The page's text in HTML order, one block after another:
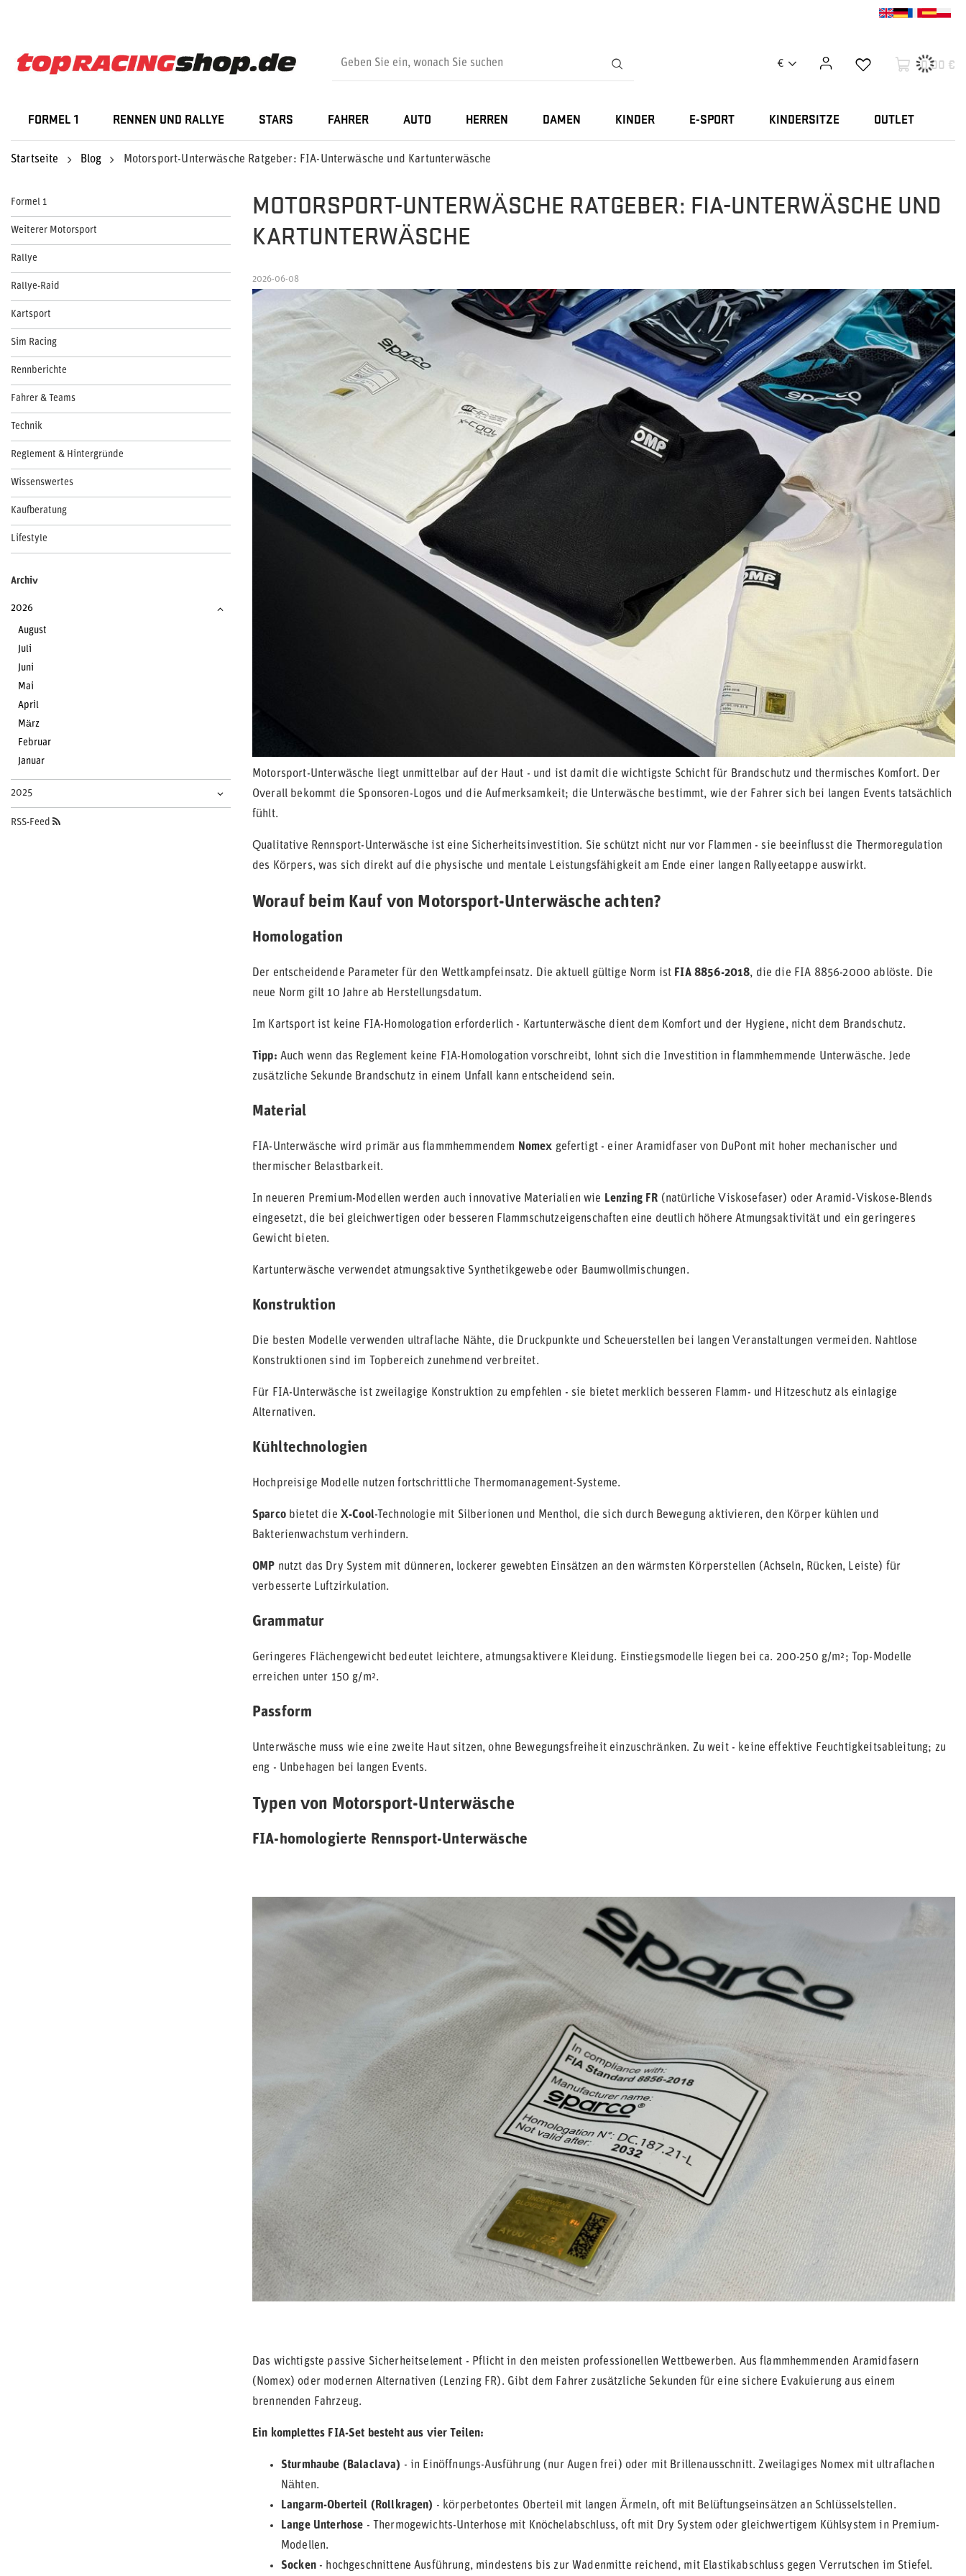
€ 0,00 €
FORMEL 1 RENNEN UND RALLYE STARS FAHRER AUTO HERREN DAMEN KINDER E-SPORT KINDERSITZE OUTLET
Startseite Blog Motorsport-Unterwäsche Ratgeber: FIA-Unterwäsche und Kartunterwäsche
Formel 1
Weiterer Motorsport
Rallye
Rallye-Raid
Kartsport
Sim Racing
Rennberichte
Fahrer & Teams
Technik
Reglement & Hintergründe
Wissenswertes
Kaufberatung
Lifestyle
Archiv
2026
August
Juli
Juni
Mai
April
März
Februar
Januar
2025
RSS-Feed
MOTORSPORT-UNTERWÄSCHE RATGEBER: FIA-UNTERWÄSCHE UND
KARTUNTERWÄSCHE
2026-06-08
Motorsport-Unterwäsche liegt unmittelbar auf der Haut - und ist damit die wichtigste Schicht für Brandschutz und thermisches Komfort. Der
Overall bekommt die Sponsoren-Logos und die Aufmerksamkeit; die Unterwäsche bestimmt, wie der Fahrer sich bei langen Events tatsächlich
fühlt.
Qualitative Rennsport-Unterwäsche ist eine Sicherheitsinvestition. Sie schützt nicht nur vor Flammen - sie beeinflusst die Thermoregulation
des Körpers, was sich direkt auf die physische und mentale Leistungsfähigkeit am Ende einer langen Rallyeetappe auswirkt.
Worauf beim Kauf von Motorsport-Unterwäsche achten?
Homologation
Der entscheidende Parameter für den Wettkampfeinsatz. Die aktuell gültige Norm ist FIA 8856-2018, die die FIA 8856-2000 ablöste. Die
neue Norm gilt 10 Jahre ab Herstellungsdatum.
Im Kartsport ist keine FIA-Homologation erforderlich - Kartunterwäsche dient dem Komfort und der Hygiene, nicht dem Brandschutz.
Tipp: Auch wenn das Reglement keine FIA-Homologation vorschreibt, lohnt sich die Investition in flammhemmende Unterwäsche. Jede
zusätzliche Sekunde Brandschutz in einem Unfall kann entscheidend sein.
Material
FIA-Unterwäsche wird primär aus flammhemmendem Nomex gefertigt - einer Aramidfaser von DuPont mit hoher mechanischer und
thermischer Belastbarkeit.
In neueren Premium-Modellen werden auch innovative Materialien wie Lenzing FR (natürliche Viskosefaser) oder Aramid-Viskose-Blends
eingesetzt, die bei gleichwertigen oder besseren Flammschutzeigenschaften eine deutlich höhere Atmungsaktivität und ein geringeres
Gewicht bieten.
Kartunterwäsche verwendet atmungsaktive Synthetikgewebe oder Baumwollmischungen.
Konstruktion
Die besten Modelle verwenden ultraflache Nähte, die Druckpunkte und Scheuerstellen bei langen Veranstaltungen vermeiden. Nahtlose
Konstruktionen sind im Topbereich zunehmend verbreitet.
Für FIA-Unterwäsche ist zweilagige Konstruktion zu empfehlen - sie bietet merklich besseren Flamm- und Hitzeschutz als einlagige
Alternativen.
Kühltechnologien
Hochpreisige Modelle nutzen fortschrittliche Thermomanagement-Systeme.
Sparcobietet die X-Cool-Technologie mit Silberionen und Menthol, die sich durch Bewegung aktivieren, den Körper kühlen und
Bakterienwachstum verhindern.
OMP nutzt das Dry System mit dünneren, lockerer gewebten Einsätzen an den wärmsten Körperstellen (Achseln, Rücken, Leiste) für
verbesserte Luftzirkulation.
Grammatur
Geringeres Flächengewicht bedeutet leichtere, atmungsaktivere Kleidung. Einstiegsmodelle liegen bei ca. 200-250 g/m²; Top-Modelle
erreichen unter 150 g/m².
Passform
Unterwäsche muss wie eine zweite Haut sitzen, ohne Bewegungsfreiheit einzuschränken. Zu weit - keine effektive Feuchtigkeitsableitung; zu
eng - Unbehagen bei langen Events.
Typen von Motorsport-Unterwäsche
FIA-homologierte Rennsport-Unterwäsche
Das wichtigste passive Sicherheitselement - Pflicht in den meisten professionellen Wettbewerben. Aus flammhemmenden Aramidfasern
(Nomex) oder modernen Alternativen (Lenzing FR). Gibt dem Fahrer zusätzliche Sekunden für eine sichere Evakuierung aus einem
brennenden Fahrzeug.
Ein komplettes FIA-Set besteht aus vier Teilen:
Sturmhaube (Balaclava) - in Einöffnungs-Ausführung (nur Augen frei) oder mit Brillenausschnitt. Zweilagiges Nomex mit ultraflachen
Nähten.
Langarm-Oberteil (Rollkragen) - körperbetontes Oberteil mit langen Ärmeln, oft mit Belüftungseinsätzen an Schlüsselstellen.
Lange Unterhose - Thermogewichts-Unterhose mit Knöchelabschluss, oft mit Dry System oder gleichwertigem Kühlsystem in Premium-
Modellen.
Socken- hochgeschnittene Ausführung, mindestens bis zur Wadenmitte reichend, mit Elastikabschluss gegen Verrutschen im Stiefel.